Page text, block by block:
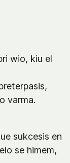
wio, kiu el
varma.
sukcesis en
se himem,